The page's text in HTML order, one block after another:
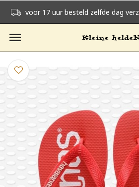
voor 17 uur besteld zelfde dag verzonden